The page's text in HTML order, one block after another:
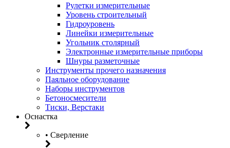
Рулетки измерительные
Уровень строительный
Гидроуровень
Линейки измерительные
Угольник столярный
Электронные измерительные приборы
Шнуры разметочные
Инструменты прочего назначения
Паяльное оборудование
Наборы инструментов
Бетоносмесители
Тиски, Верстаки
Оснастка
• Сверление